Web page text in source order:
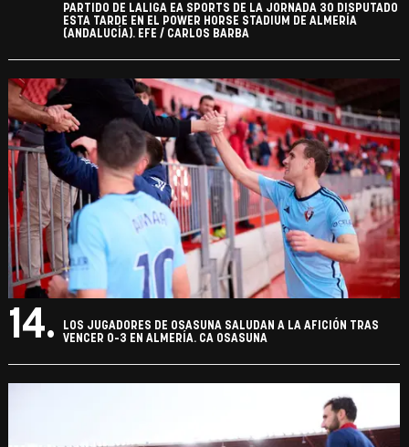
PARTIDO DE LALIGA EA SPORTS DE LA JORNADA 30 DISPUTADO
ESTA TARDE EN EL POWER HORSE STADIUM DE ALMERÍA
(ANDALUCÍA). EFE / CARLOS BARBA
14.
LOS JUGADORES DE OSASUNA SALUDAN A LA AFICIÓN TRAS
VENCER 0-3 EN ALMERÍA. CA OSASUNA